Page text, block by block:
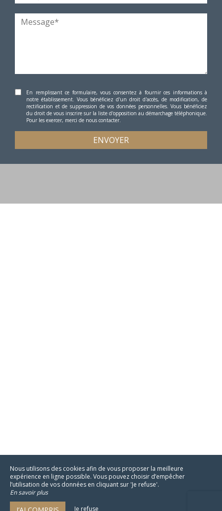
En remplissant ce formulaire, vous consentez à fournir ces informations à
notre établissement. Vous bénéficiez d'un droit d'accès, de modification, de
rectification et de suppression de vos données personnelles. Vous bénéficiez
du droit de vous inscrire sur la liste d'opposition au démarchage téléphonique.
Pour les exercer, merci de nous contacter.
ENVOYER
Nous utilisons des cookies afin de vous proposer la meilleure
expérience en ligne possible. Vous pouvez choisir d’empêcher
l’utilisation de vos données en cliquant sur 'Je refuse'.
En savoir plus
Je refuse